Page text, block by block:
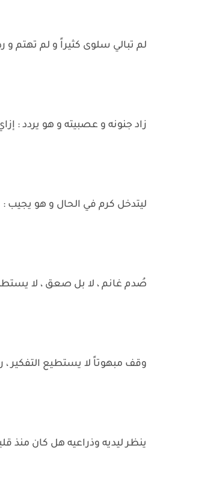
لم تبالي سلوى كثيراً و لم تهتم و
زاد جنونه و عصبيته و هو يردد :
ليتدخل كرم في الحال و هو يجيب :
صُدم غانم ، لا بل صعق ، لا
وقف مبهوتاً لا يستطيع التفكير
ينظر ليديه وذراعيه هل كان منذ